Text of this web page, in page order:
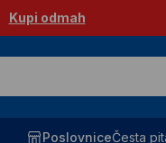
Kupi odmah
PoslovniceČesta